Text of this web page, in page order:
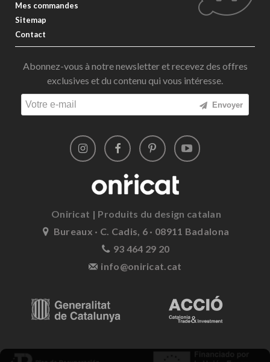
Mes commandes
Sitemap
Contact
Abonnez-vous à notre newsletter et recevez des offres
exclusives et du contenu qui vous intéresse.
Envoyer
Oniricat | Produits du design catalan
Bureaux · C. Cadis, 6 · 08911 Badalona
93 464 29 20
info@oniricat.cat